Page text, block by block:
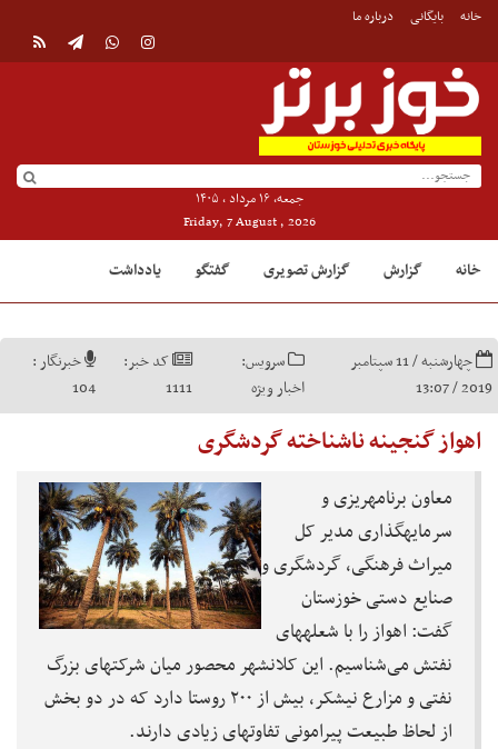
خانه بایگانی درباره ما
جمعه, ۱۶ مرداد , ۱۴۰۵
Friday, 7 August , 2026
خانه گزارش گزارش تصویری گفتگو یادداشت
چهارشنبه / 11 سپتامبر
2019 / 13:07
سرویس:
اخبار ویژه
کد خبر:
1111
خبرنگار :
104
اهواز گنجینه ناشناخته گردشگری
معاون برنامه‎ریزی و
سرمایه‎گذاری مدیر ‎کل
میراث فرهنگی، گردشگری و
صنایع دستی خوزستان
گفت: اهواز را با شعله‎های
نفتش می‌شناسیم. این کلان‎شهر محصور میان شرکت‎های بزرگ
نفتی و مزارع نیشکر، بیش از ۲۰۰ روستا دارد که در دو بخش
از لحاظ طبیعت پیرامونی تفاوت‎های زیادی دارند.